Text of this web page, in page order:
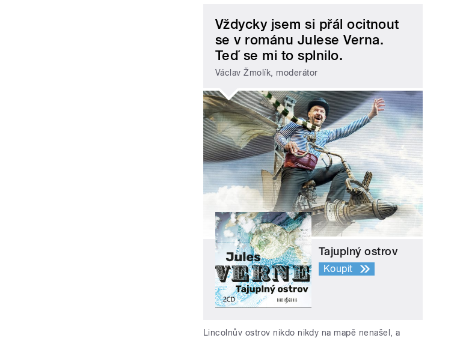
Vždycky jsem si přál ocitnout
se v románu Julese Verna.
Teď se mi to splnilo.
Václav Žmolík, moderátor
Tajuplný ostrov
Koupit
Lincolnův ostrov nikdo nikdy na mapě nenašel, a